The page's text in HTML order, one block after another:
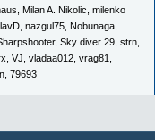
Milan A. Nikolic milenko
nazgul75 Nobunaga
, Sky diver 29 strn
VJ vladaa012 vrag81
79693